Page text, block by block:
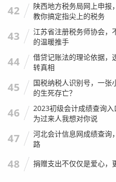
写在最后：致所有在
洋洋洒洒写了这么多,其实胡
注会这个行业，确实很苦，
要你牺牲无数个陪伴家人的
难缠的客户,它依然是一个值得
它教会了我严谨，让我看世界
得了商业社会运行的底层逻辑
如果你正准备备考CPA，我
不仅仅是为了那几个钱。 如
42
陕西地方税务局网上申报
教你搞定指尖上的税务
43
江苏省注册税务师协会，
的温暖推手
44
借贷记账法的理论依据，
转真相
45
国税纳税人识别号，一张
的生死存亡？
46
2023初级会计成绩查询
为过来人我想对你说
47
河北会计信息网成绩查询
路
48 捐赠支出不仅仅是爱心，